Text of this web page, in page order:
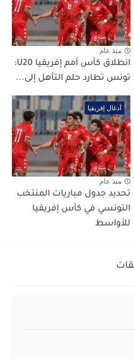
منذ عام
انطلاق كأس أمم إفريقيا U20:
تونس تطارد حلم التأهل إلى...
أدغال إفريقيا
منذ عام
تحديد جدول مباريات المنتخب
التونسي في كأس إفريقيا
للأواسط